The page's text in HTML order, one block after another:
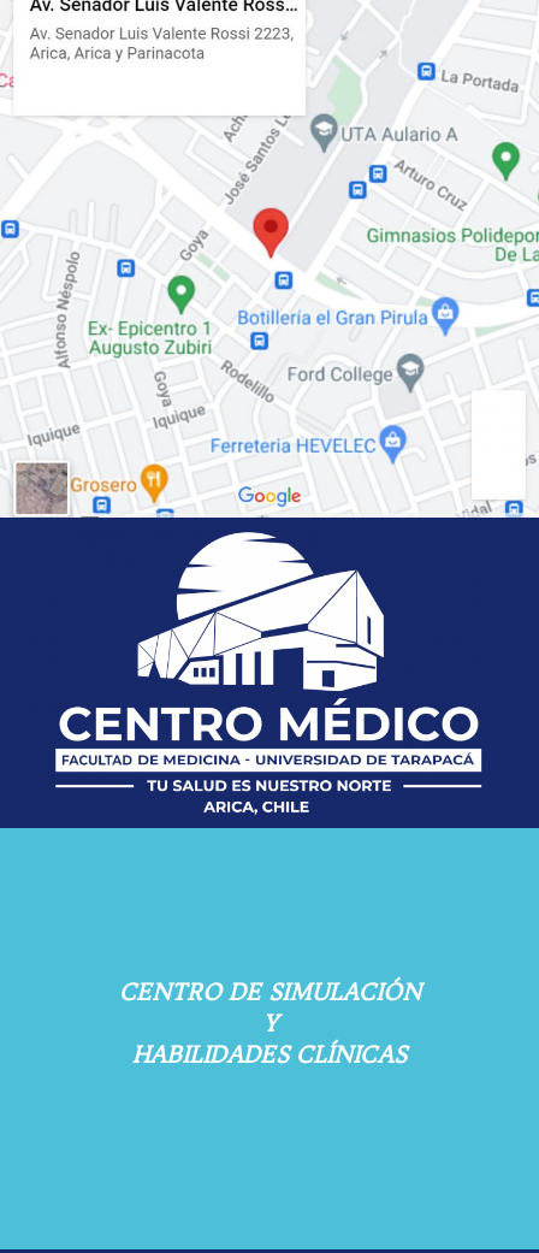
CENTRO DE SIMULACIÓN
Y
HABILIDADES CLÍNICAS